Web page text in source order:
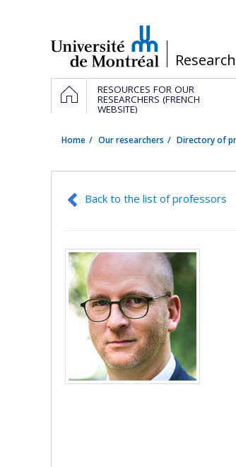
/Research
Navigation
principale
HOMERESOURCES FOR OUR
RESEARCHERS (FRENCH
WEBSITE)
Home Our researchers Directory of
Back to the list of professors